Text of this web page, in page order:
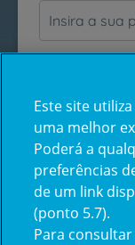
Este site
uma melhor
Poderá a
preferências
de um link
(ponto 5.7).
Para